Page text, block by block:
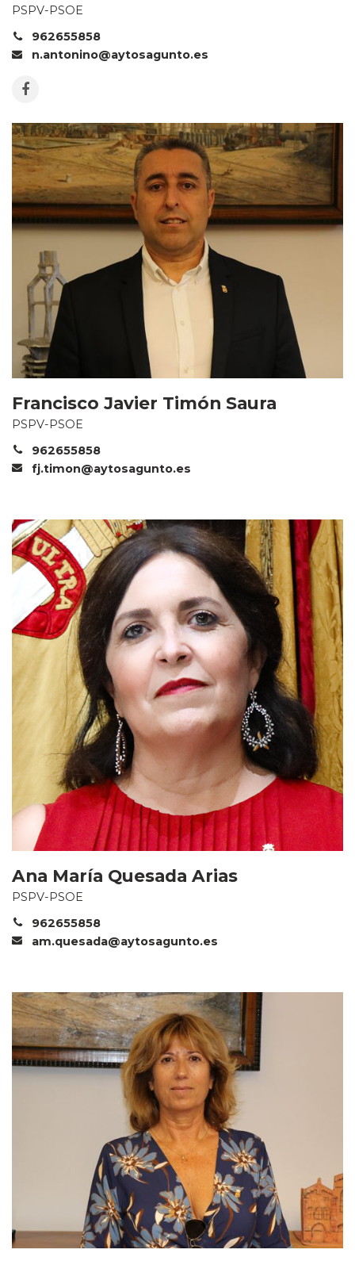
PSPV-PSOE
962655858
n.antonino@aytosagunto.es
Francisco Javier Timón Saura
PSPV-PSOE
962655858
fj.timon@aytosagunto.es
Ana María Quesada Arias
PSPV-PSOE
962655858
am.quesada@aytosagunto.es